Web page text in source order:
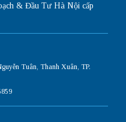
& Đầu Tư Hà Nội cấp
Tuân, Thanh Xuân, TP.